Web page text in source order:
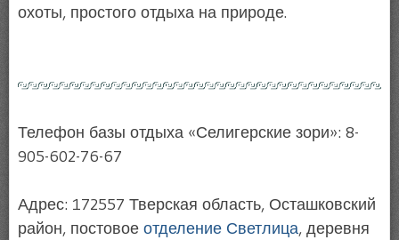
охоты, простого отдыха на природе.
Телефон базы отдыха «Селигерские зори»: 8-
905-602-76-67
Адрес: 172557 Тверская область, Осташковский
район, постовое отделение Светлица, деревня